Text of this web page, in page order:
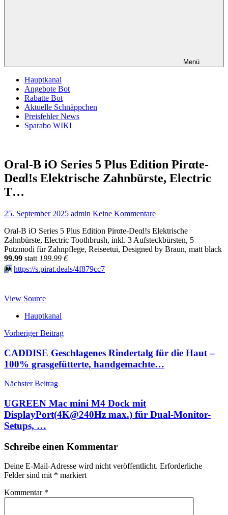
Menü
Hauptkanal
Angebote Bot
Rabatte Bot
Aktuelle Schnäppchen
Preisfehler News
Sparabo WIKI
Oral-B iO Series 5 Plus Edition Pirαtе-
Dеαl!s Elektrische Zahnbürste, Electric
T…
25. September 2025 admin Keine Kommentare
Oral-B iO Series 5 Plus Edition Pirαtе-Dеαl!s Elektrische
Zahnbürste, Electric Toothbrush, inkl. 3 Aufsteckbürsten, 5
Putzmodi für Zahnpflege, Reiseetui, Designed by Braun, matt black
99.99 statt 199.99 €
⏩️ https://s.pirat.deals/4f879cc7
View Source
Hauptkanal
Beitragsnavigation
Vorheriger Beitrag
CADDISE Geschlagenes Rindertalg für die Haut –
100% grasgefütterte, handgemachte…
Nächster Beitrag
UGREEN Mac mini M4 Dock mit
DisplayPort(4K@240Hz max.) für Dual-Monitor-
Setups, …
Schreibe einen Kommentar
Deine E-Mail-Adresse wird nicht veröffentlicht. Erforderliche
Felder sind mit * markiert
Kommentar *